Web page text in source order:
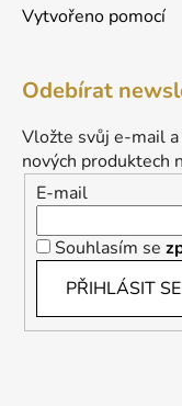
Vytvořeno pomocí
Odebírat
Vložte svůj e-mail
nových produktech
E-mail
Souhlasím se
PŘIHLÁSIT SE